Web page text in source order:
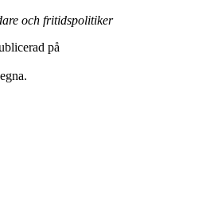
och fritidspolitiker
på